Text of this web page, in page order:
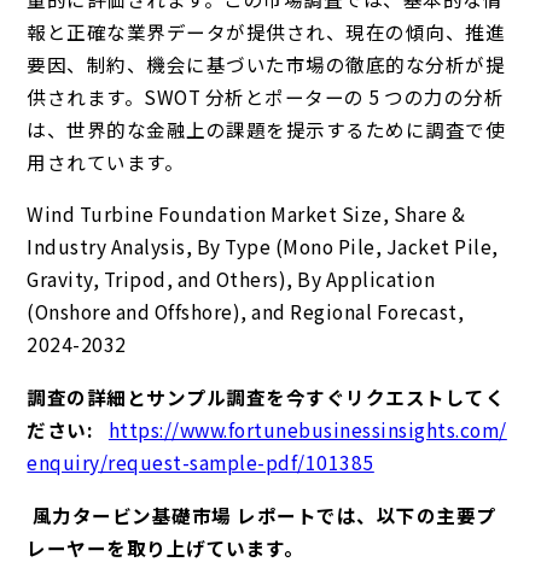
報と正確な業界データが提供され、現在の傾向、推進
要因、制約、機会に基づいた市場の徹底的な分析が提
供されます。SWOT 分析とポーターの 5 つの力の分析
は、世界的な金融上の課題を提示するために調査で使
用されています。
Wind Turbine Foundation Market Size, Share &
Industry Analysis, By Type (Mono Pile, Jacket Pile,
Gravity, Tripod, and Others), By Application
(Onshore and Offshore), and Regional Forecast,
2024-2032
調査の詳細とサンプル調査を今すぐリクエストしてく
ださい: https://www.fortunebusinessinsights.com/
enquiry/request-sample-pdf/101385
風力タービン基礎市場 レポートでは、以下の主要プ
レーヤーを取り上げています。